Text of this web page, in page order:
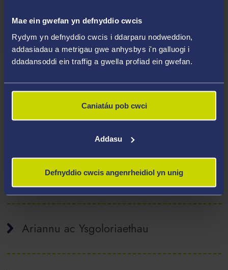
Mae ein gwefan yn defnyddio cwcis
Rydym yn defnyddio cwcis i ddarparu nodweddion,
addasiadau a metrigau gwe anhysbys i'n galluogi i
ddadansoddi ein traffig a gwella profiad ein gwefan.
Caniatáu pob cwci
Addasu
Defnyddio cwcis angenrheidiol yn unig
Archwiliwch Gofynion Mynediad
Sut rydych chi'n cael eich goruchwylio
Ffioedd Dysgu
Ariannu ac Ysgoloriaethau